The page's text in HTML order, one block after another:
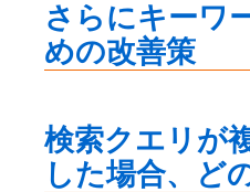
さらにキーワ
めの改善策
検索クエリが
した場合、ど